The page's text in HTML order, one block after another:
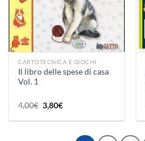
CARTOTECNICA E GIOCHI
Il libro delle spese di casa
Vol. 1
4,00€ Il
prezzo
originale
3,80€Il
attuale
3,80€.